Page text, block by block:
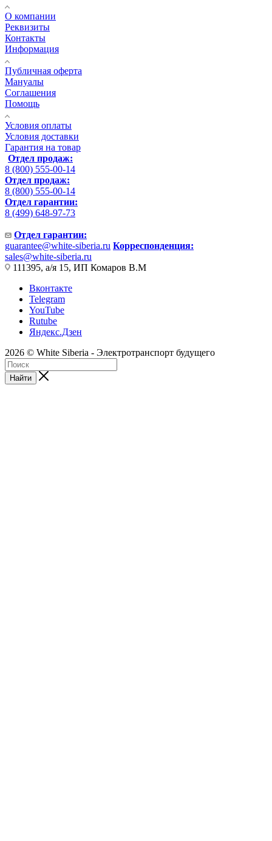
О компании
Реквизиты
Контакты
Информация
Публичная оферта
Мануалы
Соглашения
Помощь
Условия оплаты
Условия доставки
Гарантия на товар
Отдел продаж:
8 (800) 555-00-14
Отдел продаж:
8 (800) 555-00-14
Отдел гарантии:
8 (499) 648-97-73
Отдел гарантии:
guarantee@white-siberia.ru Корреспонденция:
sales@white-siberia.ru
111395, а/я 15, ИП Комаров В.М
Вконтакте
Telegram
YouTube
Rutube
Яндекс.Дзен
2026 © White Siberia - Электротранспорт будущего
Найти